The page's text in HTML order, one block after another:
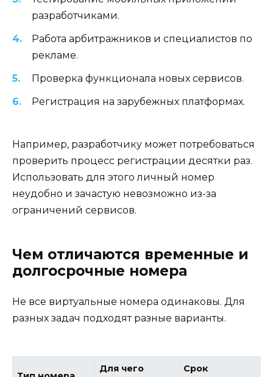
разработчиками.
Работа арбитражников и специалистов по
рекламе.
Проверка функционала новых сервисов.
Регистрация на зарубежных платформах.
Например, разработчику может потребоваться
проверить процесс регистрации десятки раз.
Использовать для этого личный номер
неудобно и зачастую невозможно из-за
ограничений сервисов.
Чем отличаются временные и
долгосрочные номера
Не все виртуальные номера одинаковы. Для
разных задач подходят разные варианты.
Для чего
Срок